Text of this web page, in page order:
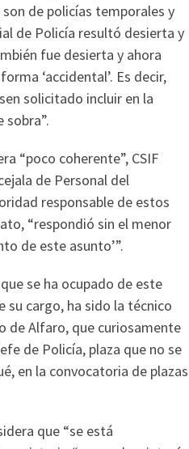
de policías temporales y
de Policía resultó desierta y
fue desierta y ahora
‘accidental’. Es decir,
solicitado incluir en la
sobra”.
“poco coherente”, CSIF
de Personal del
responsable de estos
“respondió sin el menor
de este asunto’”.
se ha ocupado de este
su cargo, ha sido la técnico
de Alfaro, que curiosamente
de Policía, plaza que no se
en la convocatoria de plazas
que “se está